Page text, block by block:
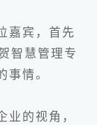
宾，首先
智慧管理专
事情。
的视角，